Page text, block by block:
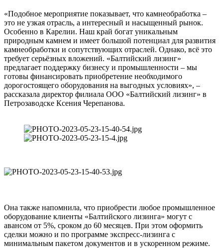
«Подобное мероприятие показывает, что камнеобработка –
это не узкая отрасль, а интересный и насыщенный рынок.
Особенно в Карелии. Наш край богат уникальным
природным камнем и имеет большой потенциал для развития
камнеобработки и сопутствующих отраслей. Однако, всё это
требует серьёзных вложений. «Балтийский лизинг»
предлагает поддержку бизнесу и промышленности – мы
готовы финансировать приобретение необходимого
дорогостоящего оборудования на выгодных условиях», –
рассказала директор филиала ООО «Балтийский лизинг» в
Петрозаводске Ксения Черепанова.
Она также напомнила, что приобрести любое промышленное
оборудование клиенты «Балтийского лизинга» могут с
авансом от 5%, сроком до 60 месяцев. При этом оформить
сделки можно и по программе экспресс-лизинга с
минимальным пакетом документов и в ускоренном режиме.